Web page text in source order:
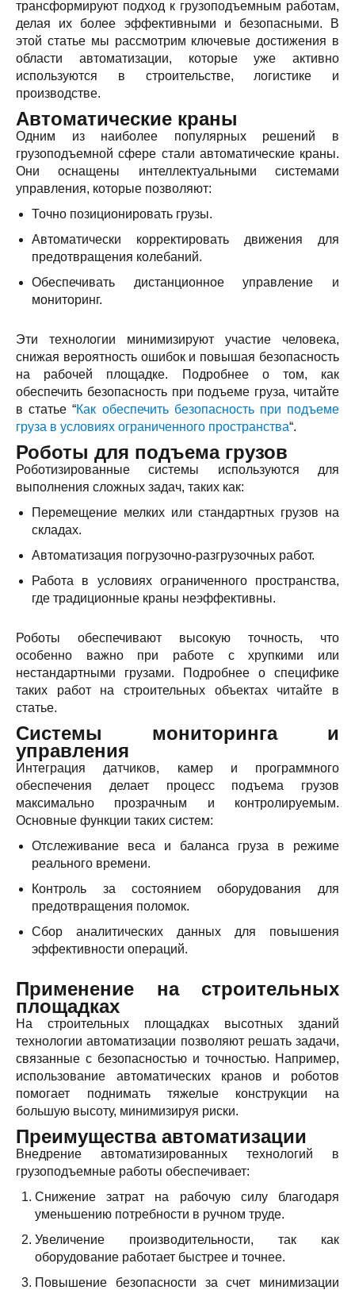
трансформируют подход к грузоподъемным работам,
делая их более эффективными и безопасными. В
этой статье мы рассмотрим ключевые достижения в
области автоматизации, которые уже активно
используются в строительстве, логистике и
производстве.
Автоматические краны
Одним из наиболее популярных решений в
грузоподъемной сфере стали автоматические краны.
Они оснащены интеллектуальными системами
управления, которые позволяют:
Точно позиционировать грузы.
Автоматически корректировать движения для
предотвращения колебаний.
Обеспечивать дистанционное управление и
мониторинг.
Эти технологии минимизируют участие человека,
снижая вероятность ошибок и повышая безопасность
на рабочей площадке. Подробнее о том, как
обеспечить безопасность при подъеме груза, читайте
в статье “Как обеспечить безопасность при подъеме
груза в условиях ограниченного пространства“.
Роботы для подъема грузов
Роботизированные системы используются для
выполнения сложных задач, таких как:
Перемещение мелких или стандартных грузов на
складах.
Автоматизация погрузочно-разгрузочных работ.
Работа в условиях ограниченного пространства,
где традиционные краны неэффективны.
Роботы обеспечивают высокую точность, что
особенно важно при работе с хрупкими или
нестандартными грузами. Подробнее о специфике
таких работ на строительных объектах читайте в
статье.
Системы мониторинга и
управления
Интеграция датчиков, камер и программного
обеспечения делает процесс подъема грузов
максимально прозрачным и контролируемым.
Основные функции таких систем:
Отслеживание веса и баланса груза в режиме
реального времени.
Контроль за состоянием оборудования для
предотвращения поломок.
Сбор аналитических данных для повышения
эффективности операций.
Применение на строительных
площадках
На строительных площадках высотных зданий
технологии автоматизации позволяют решать задачи,
связанные с безопасностью и точностью. Например,
использование автоматических кранов и роботов
помогает поднимать тяжелые конструкции на
большую высоту, минимизируя риски.
Преимущества автоматизации
Внедрение автоматизированных технологий в
грузоподъемные работы обеспечивает:
Снижение затрат на рабочую силу благодаря
уменьшению потребности в ручном труде.
Увеличение производительности, так как
оборудование работает быстрее и точнее.
Повышение безопасности за счет минимизации